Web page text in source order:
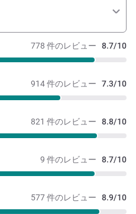
778 件のレビュー 8.7/10
914 件のレビュー 7.3/10
821 件のレビュー 8.8/10
9 件のレビュー 8.7/10
577 件のレビュー 8.9/10